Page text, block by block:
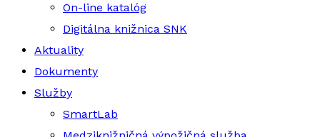
On-line katalóg
Digitálna knižnica SNK
Aktuality
Dokumenty
Služby
SmartLab